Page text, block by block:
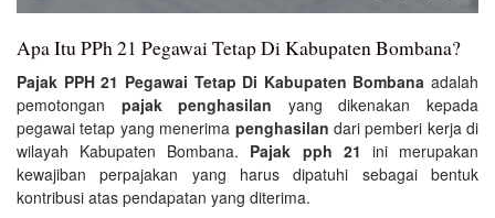
Apa Itu PPh 21 Pegawai Tetap Di Kabupaten Bombana?
Pajak PPH 21 Pegawai Tetap Di Kabupaten Bombana adalah
pemotongan pajak penghasilan yang dikenakan kepada
pegawai tetap yang menerima penghasilan dari pemberi kerja di
wilayah Kabupaten Bombana. Pajak pph 21 ini merupakan
kewajiban perpajakan yang harus dipatuhi sebagai bentuk
kontribusi atas pendapatan yang diterima.